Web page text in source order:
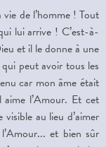
de l’homme ! Tout
lui arrive ! C’est-à-
et il le donne à une
peut avoir tous les
car mon âme était
l’Amour. Et cet
au lieu d’aimer
et bien sûr